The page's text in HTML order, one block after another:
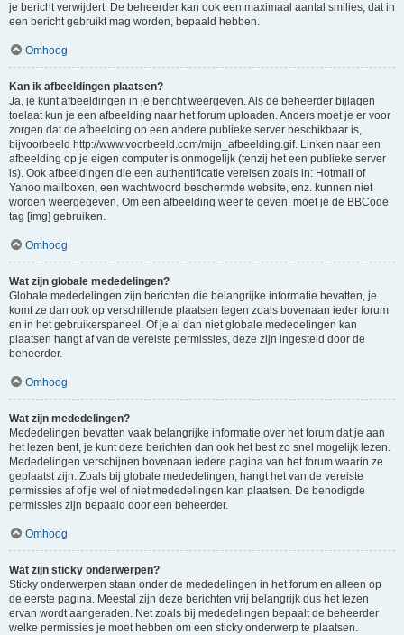
je bericht verwijdert. De beheerder kan ook een maximaal aantal smilies, dat in
een bericht gebruikt mag worden, bepaald hebben.
Omhoog
Kan ik afbeeldingen plaatsen?
Ja, je kunt afbeeldingen in je bericht weergeven. Als de beheerder bijlagen
toelaat kun je een afbeelding naar het forum uploaden. Anders moet je er voor
zorgen dat de afbeelding op een andere publieke server beschikbaar is,
bijvoorbeeld http://www.voorbeeld.com/mijn_afbeelding.gif. Linken naar een
afbeelding op je eigen computer is onmogelijk (tenzij het een publieke server
is). Ook afbeeldingen die een authentificatie vereisen zoals in: Hotmail of
Yahoo mailboxen, een wachtwoord beschermde website, enz. kunnen niet
worden weergegeven. Om een afbeelding weer te geven, moet je de BBCode
tag [img] gebruiken.
Omhoog
Wat zijn globale mededelingen?
Globale mededelingen zijn berichten die belangrijke informatie bevatten, je
komt ze dan ook op verschillende plaatsen tegen zoals bovenaan ieder forum
en in het gebruikerspaneel. Of je al dan niet globale mededelingen kan
plaatsen hangt af van de vereiste permissies, deze zijn ingesteld door de
beheerder.
Omhoog
Wat zijn mededelingen?
Mededelingen bevatten vaak belangrijke informatie over het forum dat je aan
het lezen bent, je kunt deze berichten dan ook het best zo snel mogelijk lezen.
Mededelingen verschijnen bovenaan iedere pagina van het forum waarin ze
geplaatst zijn. Zoals bij globale mededelingen, hangt het van de vereiste
permissies af of je wel of niet mededelingen kan plaatsen. De benodigde
permissies zijn bepaald door een beheerder.
Omhoog
Wat zijn sticky onderwerpen?
Sticky onderwerpen staan onder de mededelingen in het forum en alleen op
de eerste pagina. Meestal zijn deze berichten vrij belangrijk dus het lezen
ervan wordt aangeraden. Net zoals bij mededelingen bepaalt de beheerder
welke permissies je moet hebben om een sticky onderwerp te plaatsen.